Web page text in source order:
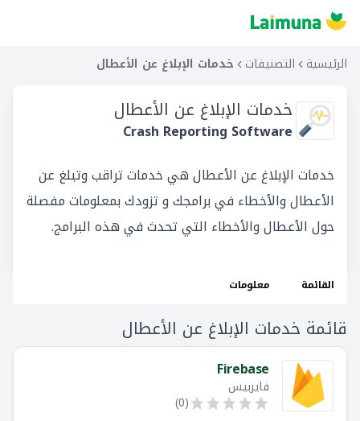
الرئيسية التصنيفات خدمات الإبلاغ عن الأعطال
خدمات الإبلاغ عن الأعطال
Crash Reporting Software
خدمات الإبلاغ عن الأعطال هي خدمات تراقب وتبلغ عن
الأعطال والأخطاء في برامجك و تزودك بمعلومات مفصلة
حول الأعطال والأخطاء التي تحدث في هذه البرامج.
القائمة معلومات
قائمة خدمات الإبلاغ عن الأعطال
Firebase
فايربيس
(
0
)